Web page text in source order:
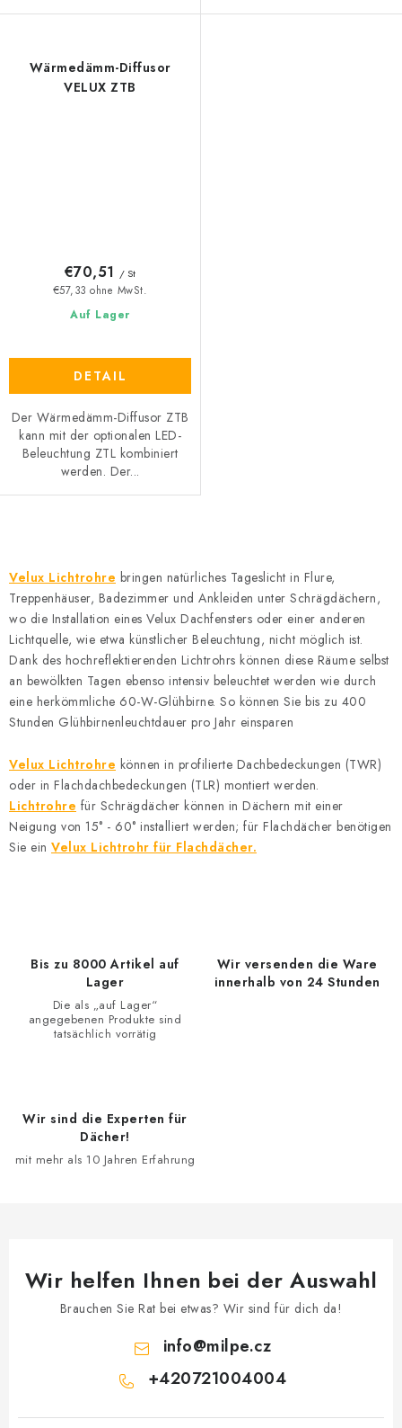
Wärmedämm-Diffusor
VELUX ZTB
Auf Lager
€57,33 ohne MwSt.
€70,51 / St
DETAIL
Der Wärmedämm-Diffusor ZTB
kann mit der optionalen LED-
Beleuchtung ZTL kombiniert
werden. Der...
t
e
u
e
r
e
l
m
e
n
t
e
Velux Lichtrohre bringen natürliches Tageslicht in Flure,
Treppenhäuser, Badezimmer und Ankleiden unter Schrägdächern,
wo die Installation eines Velux Dachfensters oder einer anderen
Lichtquelle, wie etwa künstlicher Beleuchtung, nicht möglich ist.
Dank des hochreflektierenden Lichtrohrs können diese Räume selbst
an bewölkten Tagen ebenso intensiv beleuchtet werden wie durch
eine herkömmliche 60-W-Glühbirne. So können Sie bis zu 400
Stunden Glühbirnenleuchtdauer pro Jahr einsparen
Velux Lichtrohre können in profilierte Dachbedeckungen (TWR)
oder in Flachdachbedeckungen (TLR) montiert werden.
Lichtrohre für Schrägdächer können in Dächern mit einer
Neigung von 15° - 60° installiert werden; für Flachdächer benötigen
Sie ein Velux Lichtrohr für Flachdächer.
Bis zu 8000 Artikel auf
Lager
Die als „auf Lager“
angegebenen Produkte sind
tatsächlich vorrätig
Wir versenden die Ware
innerhalb von 24 Stunden
Wir sind die Experten für
Dächer!
mit mehr als 10 Jahren Erfahrung
Wir helfen Ihnen bei der Auswahl
Brauchen Sie Rat bei etwas? Wir sind für dich da!
info@milpe.cz
+420721004004